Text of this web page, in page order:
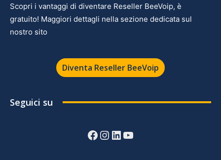
Scopri i vantaggi di diventare Reseller BeeVoip, è
gratuito! Maggiori dettagli nella sezione dedicata sul
nostro sito
Diventa Reseller BeeVoip
Seguici su
Facebook
Instagram
LinkedIn
YouTube